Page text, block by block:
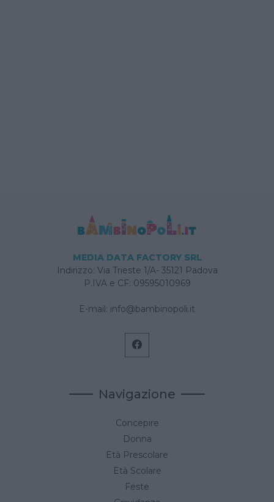
MEDIA DATA FACTORY SRL
Indirizzo: Via Trieste 1/A- 35121 Padova
P.IVA e CF: 09595010969
E-mail: info@bambinopoli.it
Navigazione
Concepire
Donna
Età Prescolare
Età Scolare
Feste